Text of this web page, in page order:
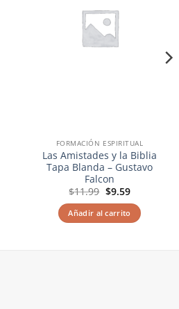
FORMACIÓN ESPIRITUAL
Las Amistades y la Biblia
Tapa Blanda – Gustavo
Falcon
$11.99 El
original
era:
$11.99.
$9.59El
actual
es:
$9.59.
Añadir al carrito